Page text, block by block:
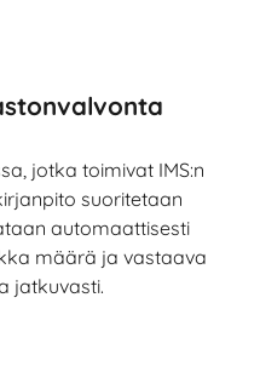
jotka toimivat IMS:n
suoritetaan
automaattisesti
määrä ja vastaava
jatkuvasti.